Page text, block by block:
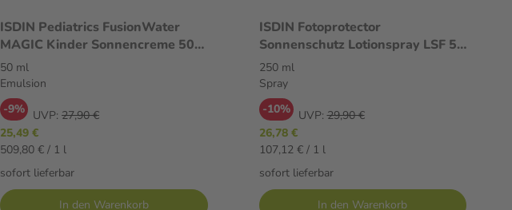
ISDIN Pediatrics FusionWater
MAGIC Kinder Sonnencreme 50
50 ml Emulsion
50 ml
Emulsion
-9% UVP: 27,90 €
25,49 €
509,80 € / 1 l
sofort lieferbar
In den Warenkorb
ISDIN Fotoprotector
Sonnenschutz Lotionspray LSF 50
250 ml Spray
250 ml
Spray
-10%
UVP: 29,90 €
26,78 €
107,12 € / 1 l
sofort lieferbar
In den Warenkorb